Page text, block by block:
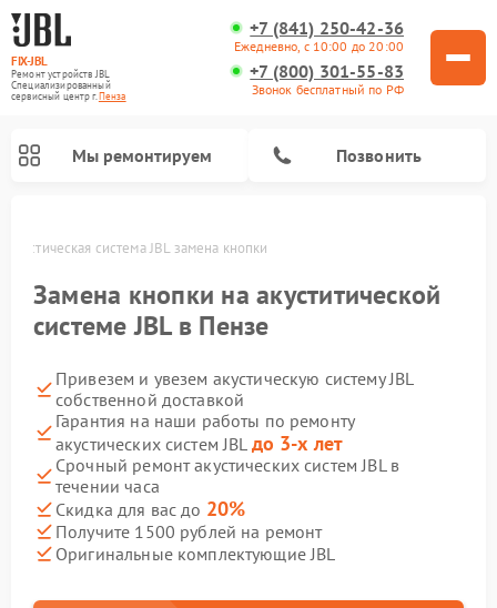
FIX-JBL
Ремонт устройств JBL
Специализированный
cервисный центр г.Пенза
+7 (841) 250-42-36
Ежедневно, с 10:00 до 20:00
+7 (800) 301-55-83
Звонок бесплатный по РФ
Мы ремонтируем Позвонить
Акустическая система JBL замена кнопки
Замена кнопки на акуститической
системе JBL в Пензе
Привезем и увезем акустическую систему JBL
собственной доставкой
Гарантия на наши работы по ремонту
акустических систем JBL до 3-х лет
Срочный ремонт акустических систем JBL в
течении часа
Скидка для вас до 20%
Получите 1500 рублей на ремонт
Оригинальные комплектующие JBL